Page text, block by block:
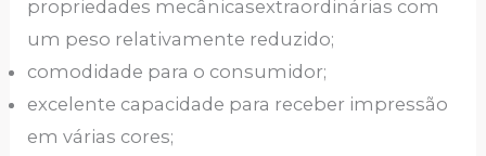
propriedades mecânicasextraordinárias com
um peso relativamente reduzido;
comodidade para o consumidor;
excelente capacidade para receber impressão
em várias cores;